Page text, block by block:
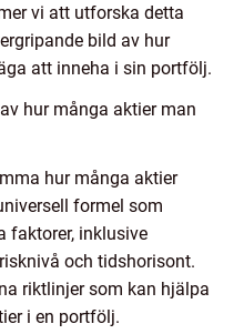
vi att utforska detta
bild av hur
att inneha i sin portfölj.
hur många aktier man
hur många aktier
formel som
faktorer, inklusive
och tidshorisont.
riktlinjer som kan hjälpa
i en portfölj.